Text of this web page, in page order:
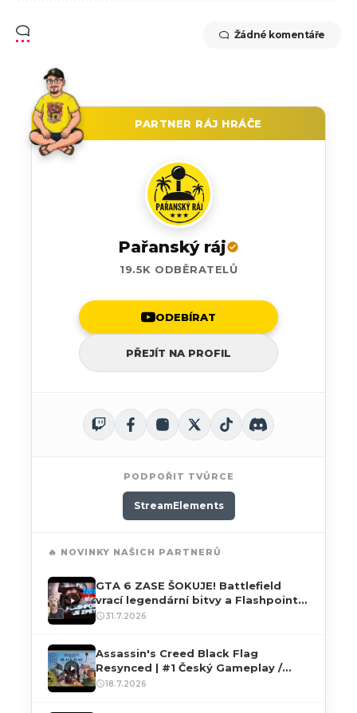
Žádné komentáře
PARTNER RÁJ HRÁČE
Pařanský ráj
19.5K ODBĚRATELŮ
ODEBÍRAT
PŘEJÍT NA PROFIL
PODPOŘIT TVŮRCE
StreamElements
🔥 NOVINKY NAŠICH PARTNERŮ
GTA 6 ZASE ŠOKUJE! Battlefield
vrací legendární bitvy a Flashpoint
je zpět! NerdWeek #72
31.7.2026
Assassin's Creed Black Flag
Resynced | #1 Český Gameplay /
Let’s Play s češtinou přes PC | 4K60
18.7.2026